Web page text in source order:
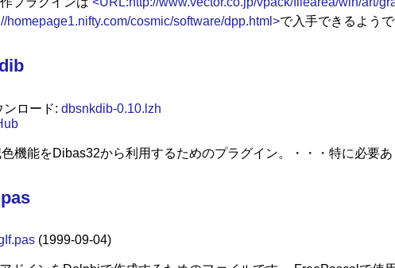
homepage1.nifty.com/cosmic/software/dpp.html>で入手できるようで
ンロード: dbsnkdib-0.10.lzh
機能をDibas32から利用するためのプラグイン。・・・特に必要
(1999-09-04)